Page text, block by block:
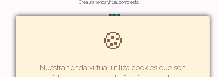
Crea una tienda virtual como esta.
🍪
Nuestra tienda virtual utiliza cookies que son